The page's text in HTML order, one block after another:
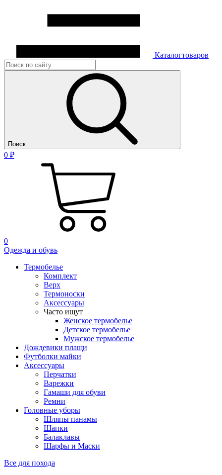
Каталогтоваров
Поиск
0 ₽
0
Одежда и обувь
Термобелье
Комплект
Верх
Термоноски
Аксессуары
Часто ищут
Женское термобелье
Детское термобелье
Мужское термобелье
Дождевики плащи
Футболки майки
Аксессуары
Перчатки
Варежки
Гамаши для обуви
Ремни
Головные уборы
Шляпы панамы
Шапки
Балаклавы
Шарфы и Маски
Все для похода